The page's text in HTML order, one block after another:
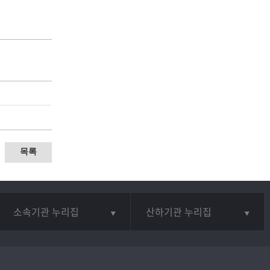
목록
소속기관 누리집 산하기관 누리집